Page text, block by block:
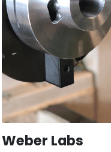
Weber Labs